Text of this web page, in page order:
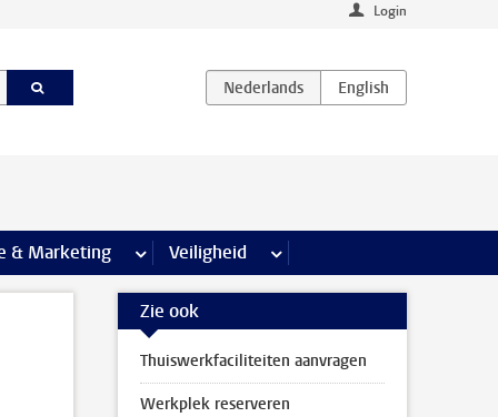
Login
& Marketing meer Communicatie & Marketing pagina’s
Veiligheid meer Veiligheid pagina’s
Zie ook
Thuiswerkfaciliteiten aanvragen
Werkplek reserveren